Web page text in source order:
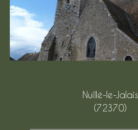
Nuillé-le-Jalais
(72370)
Pièces
Référence
TERRASSE
PISCINE